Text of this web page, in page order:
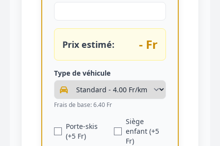
Prix estimé: - Fr
Type de véhicule
Frais de base: 6.40 Fr
Porte-skis
(+5 Fr)
Siège
enfant (+5
Fr)